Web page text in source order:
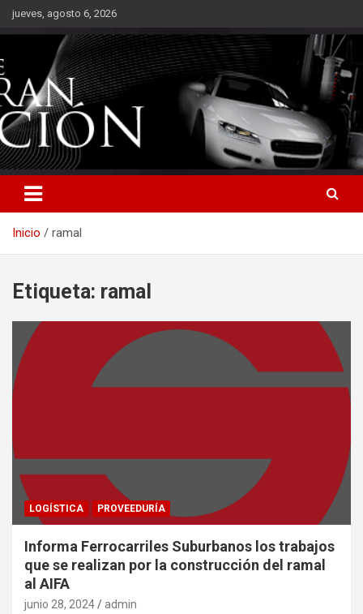
Saltarjueves, agosto 6, 2026
Inicio ramal
Etiqueta: ramal
LOGÍSTICA PROVEEDURÍA
Informa Ferrocarriles Suburbanos los trabajos
que se realizan por la construcción del ramal
al AIFA
junio 28, 2024 admin